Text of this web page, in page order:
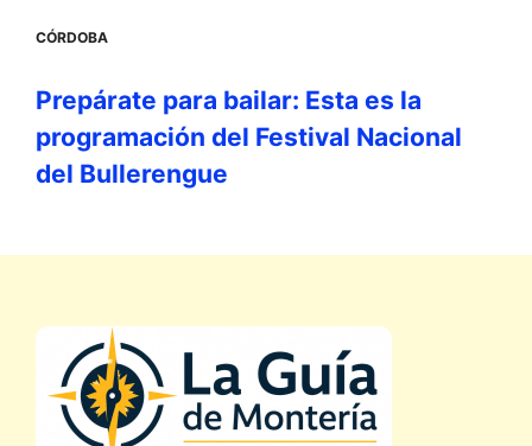
CÓRDOBA
Prepárate para bailar: Esta es la
programación del Festival Nacional
del Bullerengue